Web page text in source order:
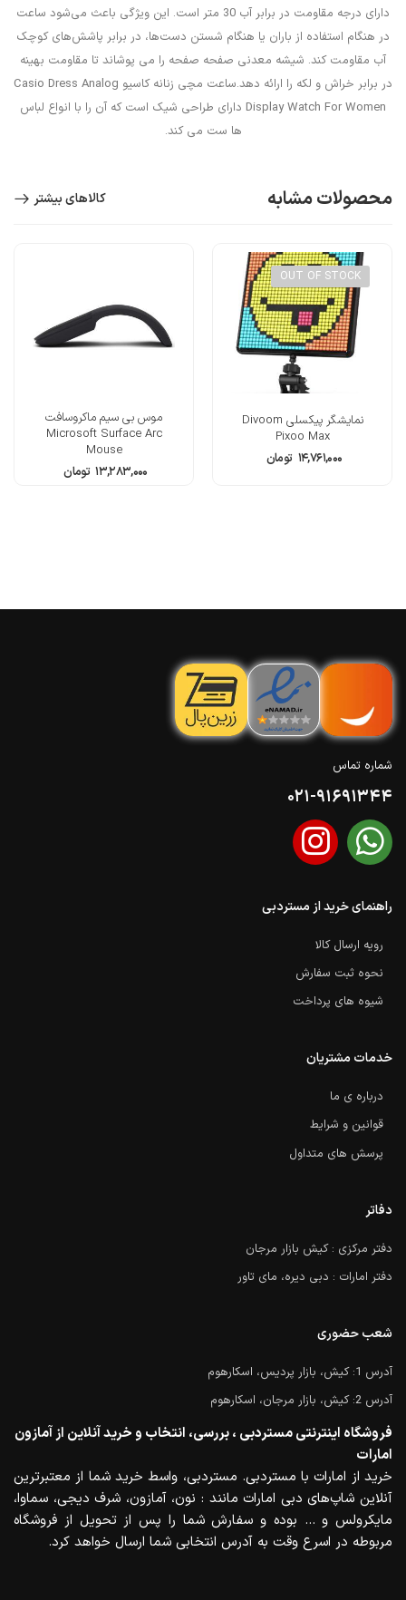
دارای درجه مقاومت در برابر آب 30 متر است. این ویژگی باعث می‌شود ساعت
در هنگام استفاده از باران یا هنگام شستن دست‌ها، در برابر پاشش‌های کوچک
آب مقاومت کند. شیشه معدنی صفحه صفحه را می پوشاند تا مقاومت بهینه
در برابر خراش و لکه را ارائه دهد.ساعت مچی زنانه کاسیو Casio Dress Analog
Display Watch For Women دارای طراحی شیک است که آن را با انواع لباس
ها ست می کند.
محصولات مشابه کالاهای بیشتر
OUT OF STOCK
نمایشگر پیکسلی Divoom
Pixoo Max
۱۴,۷۶۱,۰۰۰ تومان
موس بی سیم ماکروسافت
Microsoft Surface Arc
Mouse
۱۳,۲۸۳,۰۰۰ تومان
شماره تماس
021-91691344
راهنمای خرید از مستردبی
رویه ارسال کالا
نحوه ثبت سفارش
شیوه های پرداخت
خدمات مشتریان
درباره ی ما
قوانین و شرایط
پرسش های متداول
دفاتر
دفتر مرکزی : کیش بازار مرجان
دفتر امارات : دبی دیره، مای تاور
شعب حضوری
آدرس 1: کیش، بازار پردیس، اسکارهوم
آدرس 2: کیش، بازار مرجان، اسکارهوم
فروشگاه اینترنتی مستردبی ، بررسی، انتخاب و خرید آنلاین از آمازون
امارات
خرید از امارات با مستردبی. مستردبی، واسط خرید شما از معتبرترین
آنلاین شاپ‌های دبی امارات مانند : نون، آمازون، شرف دیجی، سماوا،
مایکرولس و … بوده و سفارش شما را پس از تحویل از فروشگاه
مربوطه در اسرع وقت به آدرس انتخابی شما ارسال خواهد کرد.